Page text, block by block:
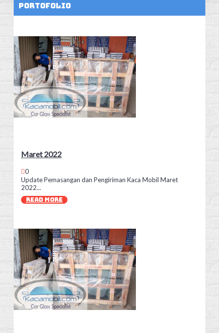
Portofolio
Maret 2022
0
Update Pemasangan dan Pengiriman Kaca Mobil Maret
2022...
READ MORE